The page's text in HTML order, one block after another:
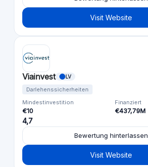
Visit Website
Viainvest LV
Darlehenssicherheiten
Mindestinvestition
€10
Finanziert
€437,79M
4,7
Bewertung hinterlassen
Visit Website